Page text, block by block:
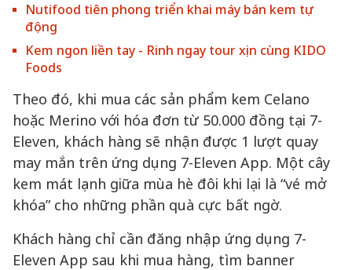
Nutifood tiên phong triển khai máy bán kem tự
động
Kem ngon liền tay - Rinh ngay tour xịn cùng KIDO
Foods
Theo đó, khi mua các sản phẩm kem Celano
hoặc Merino với hóa đơn từ 50.000 đồng tại 7-
Eleven, khách hàng sẽ nhận được 1 lượt quay
may mắn trên ứng dụng 7-Eleven App. Một cây
kem mát lạnh giữa mùa hè đôi khi lại là “vé mở
khóa” cho những phần quà cực bất ngờ.
Khách hàng chỉ cần đăng nhập ứng dụng 7-
Eleven App sau khi mua hàng, tìm banner